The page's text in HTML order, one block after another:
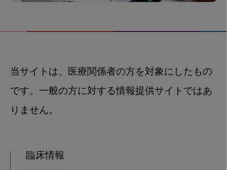
当サイトは、医療関係者の方を対象にしたもの
です。一般の方に対する情報提供サイトではあ
りません。
臨床情報